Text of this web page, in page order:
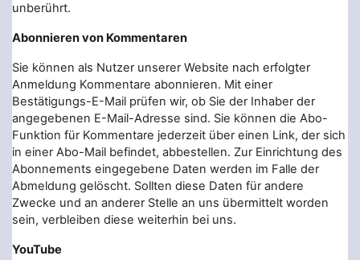
unberührt.
Abonnieren von Kommentaren
Sie können als Nutzer unserer Website nach erfolgter
Anmeldung Kommentare abonnieren. Mit einer
Bestätigungs-E-Mail prüfen wir, ob Sie der Inhaber der
angegebenen E-Mail-Adresse sind. Sie können die Abo-
Funktion für Kommentare jederzeit über einen Link, der sich
in einer Abo-Mail befindet, abbestellen. Zur Einrichtung des
Abonnements eingegebene Daten werden im Falle der
Abmeldung gelöscht. Sollten diese Daten für andere
Zwecke und an anderer Stelle an uns übermittelt worden
sein, verbleiben diese weiterhin bei uns.
YouTube